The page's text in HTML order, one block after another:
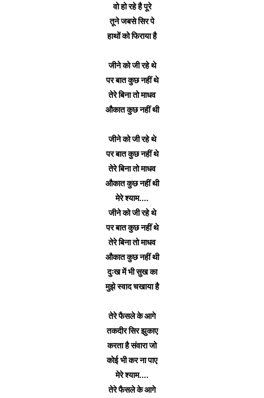
वो हो रहे है पूरे
तूने जबसे सिर पे
हाथों को फिराया है
जीने को जी रहे थे
पर बात कुछ नहीं थे
तेरे बिना तो माधव
औकात कुछ नहीं थी
जीने को जी रहे थे
पर बात कुछ नहीं थे
तेरे बिना तो माधव
औकात कुछ नहीं थी
मेरे श्याम....
जीने को जी रहे थे
पर बात कुछ नहीं थे
तेरे बिना तो माधव
औकात कुछ नहीं थी
दुःख में भी सुख का
मुझे स्वाद चखाया है
तेरे फैसले के आगे
तकदीर सिर झुकाए
करता है संवारा जो
कोई भी कर ना पाए
मेरे श्याम....
तेरे फैसले के आगे